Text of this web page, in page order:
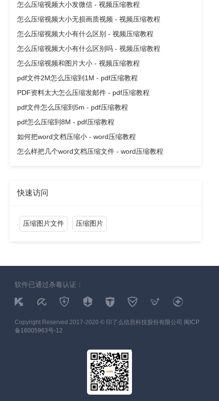
怎么压缩视频大小发微信 - 视频压缩教程
怎么压缩视频大小无损画质视频 - 视频压缩教程
怎么压缩视频大小有什么区别 - 视频压缩教程
怎么压缩视频大小有什么区别吗 - 视频压缩教程
怎么压缩视频和图片大小 - 视频压缩教程
pdf文件2M怎么压缩到1M - pdf压缩教程
PDF资料太大怎么压缩发邮件 - pdf压缩教程
pdf文件怎么压缩到5m - pdf压缩教程
pdf怎么压缩到8M - pdf压缩教程
如何把word文档压缩小 - word压缩教程
怎么样把几个word文档压缩文件 - word压缩教程
快速访问
压缩图片文件 压缩图片
软件已通过杀毒认证：
Copyright Reserved 2017-2020 © 印了么信息科技股份有限公司 闽ICP
备16005963号-12